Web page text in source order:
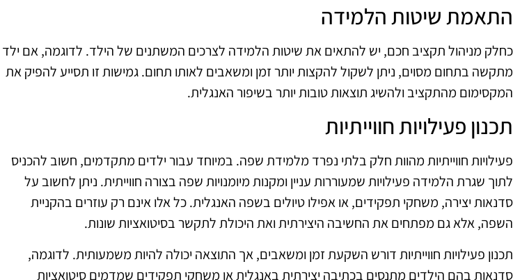
התאמת שיטות הלמידה
כחלק מניהול תקציב חכם, יש להתאים את שיטות הלמידה לצרכים המשתנים של הילד. לדוגמה, אם ילד
מתקשה בתחום מסוים, ניתן לשקול להקצות יותר זמן ומשאבים לאותו תחום. גמישות זו תסייע להפיק את
המקסימום מהתקציב ולהשיג תוצאות טובות יותר בשיפור האנגלית.
תכנון פעילויות חווייתיות
פעילויות חווייתיות מהוות חלק בלתי נפרד מלמידת שפה. במיוחד עבור ילדים מתקדמים, חשוב להכניס
לתוך שגרת הלמידה פעילויות שמעוררות עניין ומקנות מיומנויות שפה בצורה חווייתית. ניתן לחשוב על
סדנאות יצירה, משחקי תפקידים, או אפילו טיולים בשפה האנגלית. כל אלו אינם רק עוזרים בהקניית
השפה, אלא גם מפתחים את החשיבה היצירתית ואת היכולת לתקשר בסיטואציות שונות.
תכנון פעילויות חווייתיות דורש השקעת זמן ומשאבים, אך התוצאה יכולה להיות משמעותית. לדוגמה,
סדנאות בהם הילדים מתנסים בכתיבה יצירתית באנגלית או משחקי תפקידים שמדמים סיטואציות